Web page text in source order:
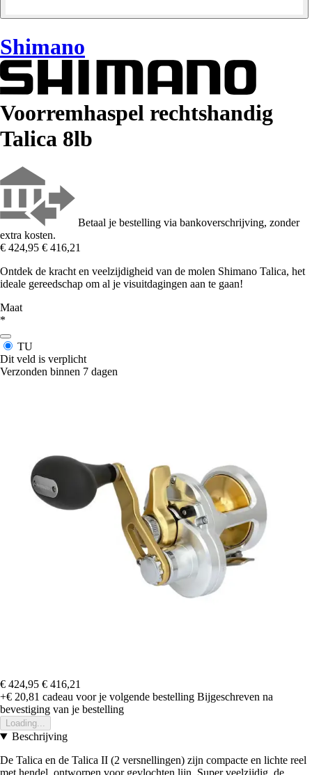
Shimano
Voorremhaspel rechtshandig
Talica 8lb
Betaal je bestelling via bankoverschrijving, zonder
extra kosten.
€ 424,95 € 416,21
Ontdek de kracht en veelzijdigheid van de molen Shimano Talica, het
ideale gereedschap om al je visuitdagingen aan te gaan!
Maat
*
TU
Dit veld is verplicht
Verzonden binnen 7 dagen
€ 424,95 € 416,21
+€ 20,81 cadeau voor je volgende bestelling Bijgeschreven na
bevestiging van je bestelling
Loading...
Beschrijving
De Talica en de Talica II (2 versnellingen) zijn compacte en lichte reel
met hendel, ontworpen voor gevlochten lijn. Super veelzijdig, de